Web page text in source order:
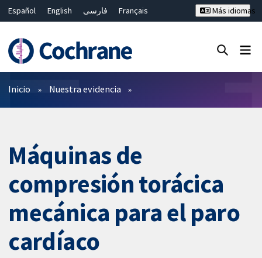
Español English فارسی
Français
Bahasa Malaysia
ไทย 繁體中文
Más idiomas
Filtros
Inicio Nuestra evidencia
Máquinas de
compresión torácica
mecánica para el paro
cardíaco